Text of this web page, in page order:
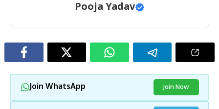
Pooja Yadav
Join WhatsApp Join Now